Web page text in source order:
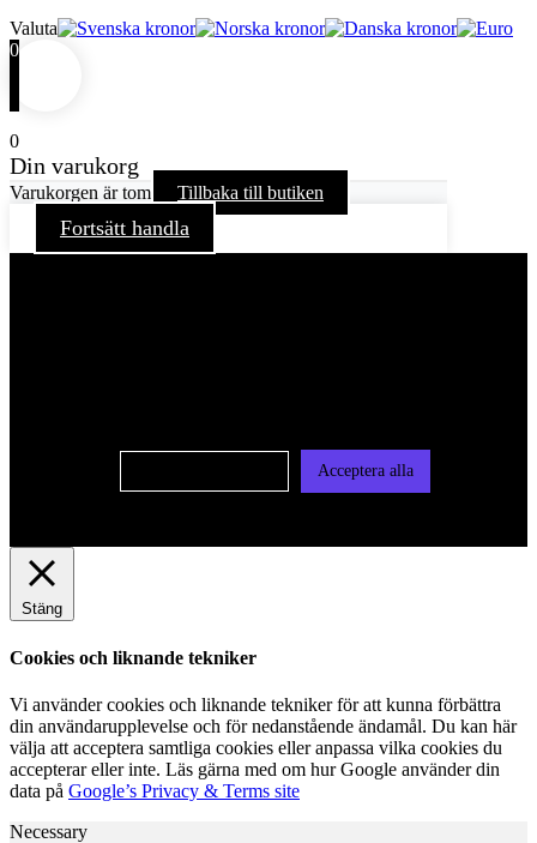
Valuta
0
0
Din varukorg
Varukorgen är tom Tillbaka till butiken
Fortsätt handla
Acceptera alla
Stäng
Cookies och liknande tekniker
Vi använder cookies och liknande tekniker för att kunna förbättra
din användarupplevelse och för nedanstående ändamål. Du kan här
välja att acceptera samtliga cookies eller anpassa vilka cookies du
accepterar eller inte. Läs gärna med om hur Google använder din
data på Google’s Privacy & Terms site
Necessary